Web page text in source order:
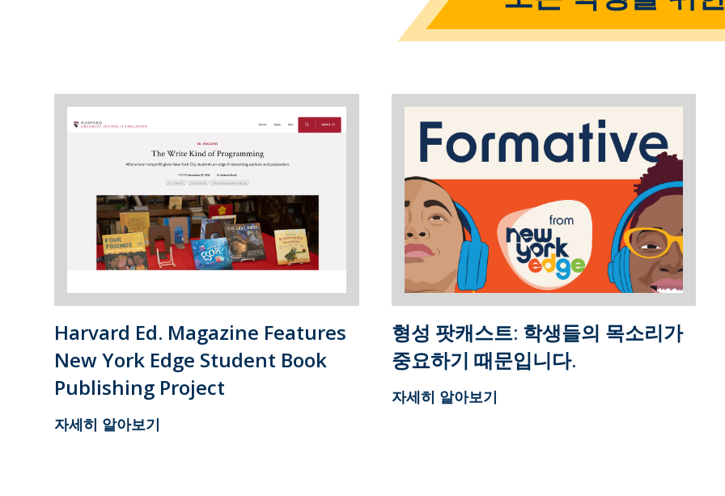
Harvard Ed. Magazine Features
New York Edge Student Book
Publishing Project
자세히 알아보기
형성 팟캐스트: 학생들의 목소리가
중요하기 때문입니다.
자세히 알아보기